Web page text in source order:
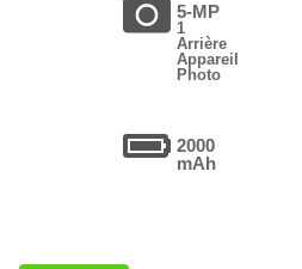
5-MP
1
Arrière
Appareil
Photo
2000
mAh